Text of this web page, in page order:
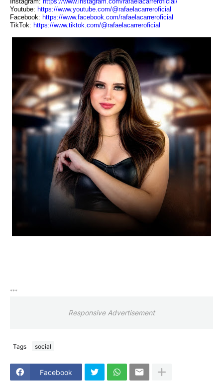
Youtube: https://www.youtube.com/@rafaelacarreroficial
Facebook: https://www.facebook.com/rafaelacarreroficial
TikTok: https://www.tiktok.com/@rafaelacarreroficial
***
Responsive Advertisement
Tags social
Facebook